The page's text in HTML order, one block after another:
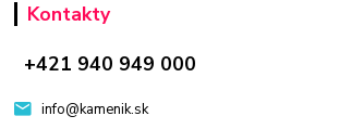
Kontakty
+421 940 949 000
info@kamenik.sk